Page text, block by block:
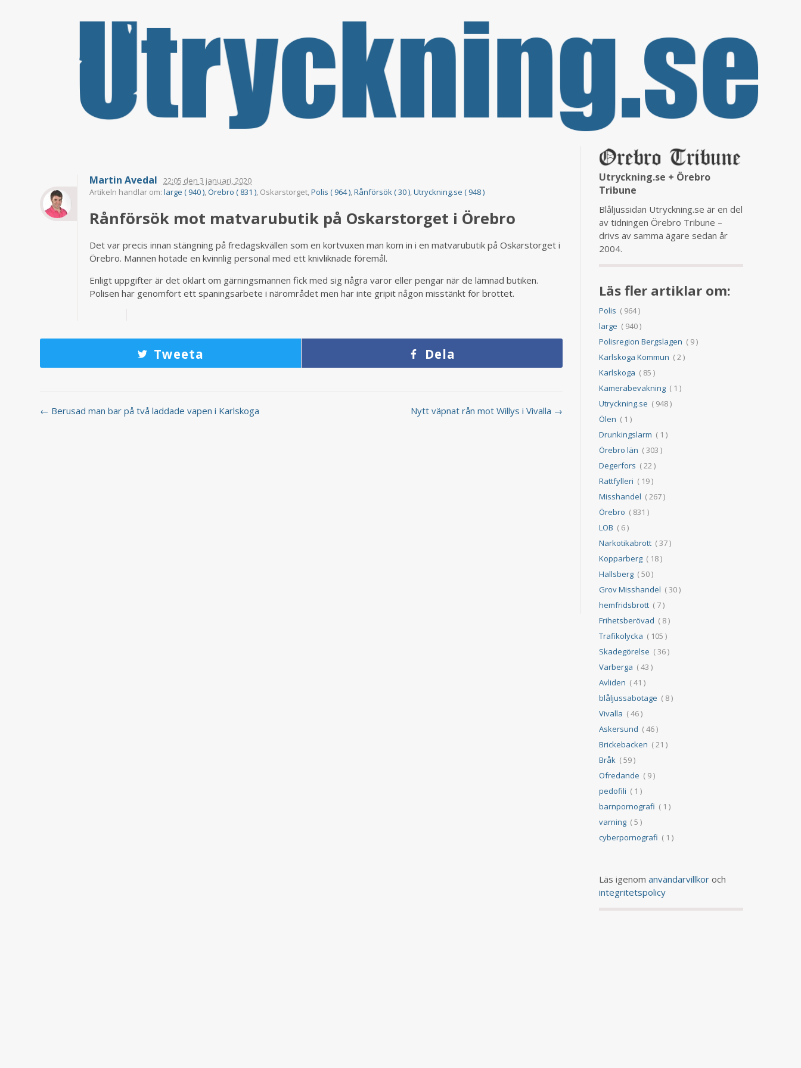
Martin Avedal 22:05 den 3 januari, 2020
Artikeln handlar om:large ( 940 ),Örebro ( 831 ), Oskarstorget,Polis ( 964 ),Rånförsök ( 30 ),Utryckning.se ( 948 )
Rånförsök mot matvarubutik på Oskarstorget i Örebro
Det var precis innan stängning på fredagskvällen som en kortvuxen man kom in i en matvarubutik på Oskarstorget i
Örebro. Mannen hotade en kvinnlig personal med ett knivliknade föremål.
Enligt uppgifter är det oklart om gärningsmannen fick med sig några varor eller pengar när de lämnad butiken.
Polisen har genomfört ett spaningsarbete i närområdet men har inte gripit någon misstänkt för brottet.
Tweeta Dela
← Berusad man bar på två laddade vapen i Karlskoga Nytt väpnat rån mot Willys i Vivalla →
Utryckning.se + Örebro
Tribune
Blåljussidan Utryckning.se är en del
av tidningen Örebro Tribune –
drivs av samma ägare sedan år
2004.
Läs fler artiklar om:
Polis ( 964 )
large ( 940 )
Polisregion Bergslagen ( 9 )
Karlskoga Kommun ( 2 )
Karlskoga ( 85 )
Kamerabevakning( 1 )
Utryckning.se ( 948 )
Ölen ( 1 )
Drunkingslarm ( 1 )
Örebro län ( 303 )
Degerfors ( 22 )
Rattfylleri ( 19 )
Misshandel ( 267 )
Örebro ( 831 )
LOB ( 6 )
Narkotikabrott( 37 )
Kopparberg( 18 )
Hallsberg( 50 )
Grov Misshandel ( 30 )
hemfridsbrott( 7 )
Frihetsberövad ( 8 )
Trafikolycka ( 105 )
Skadegörelse ( 36 )
Varberga ( 43 )
Avliden ( 41 )
blåljussabotage ( 8 )
Vivalla ( 46 )
Askersund ( 46 )
Brickebacken ( 21 )
Bråk( 59 )
Ofredande ( 9 )
pedofili ( 1 )
barnpornografi ( 1 )
varning( 5 )
cyberpornografi ( 1 )
Läs igenom användarvillkoroch
integritetspolicy